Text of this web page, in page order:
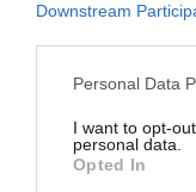
Downstream
Please note that
not limited to your
grant or deny
use your data for
Personal Data
I want to opt-
personal data.
Opted In
Συνεχίζονται οι
σκηνικό για
Τουρκία, Σαουδική